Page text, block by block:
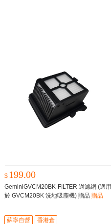
$ 199.00
GeminiGVCM20BK-FILTER 過濾網 (適用
於 GVCM20BK 洗地吸塵機) 贈品 贈品
蘇寧自營 香港倉